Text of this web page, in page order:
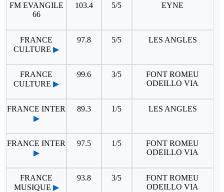
FM EVANGILE
66
103.4 5/5 EYNE
FRANCE
CULTURE ▶
97.8 5/5 LES ANGLES
FRANCE
CULTURE ▶
99.6 3/5
FONT ROMEU
ODEILLO VIA
FRANCE INTER
▶
89.3 1/5 LES ANGLES
FRANCE INTER
▶
97.5 1/5
FONT ROMEU
ODEILLO VIA
FRANCE
MUSIQUE ▶
93.8 3/5
FONT ROMEU
ODEILLO VIA